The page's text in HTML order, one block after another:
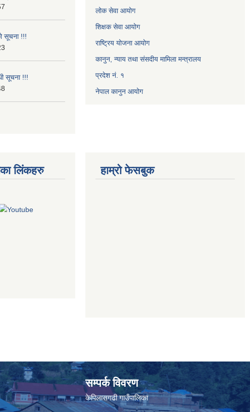
सूचना !!!
सूचना !!!
लोक सेवा आयोग
शिक्षक सेवा आयोग
राष्ट्रिय योजना आयोग
कानुन, न्याय तथा संसदीय मामिला मन्त्रालय
प्रदेश नं. १
नेपाल कानुन आयोग
लिंकहरु हाम्रो फेसबुक
सम्पर्क विवरण
केपिलासगढी गाउँपालिका